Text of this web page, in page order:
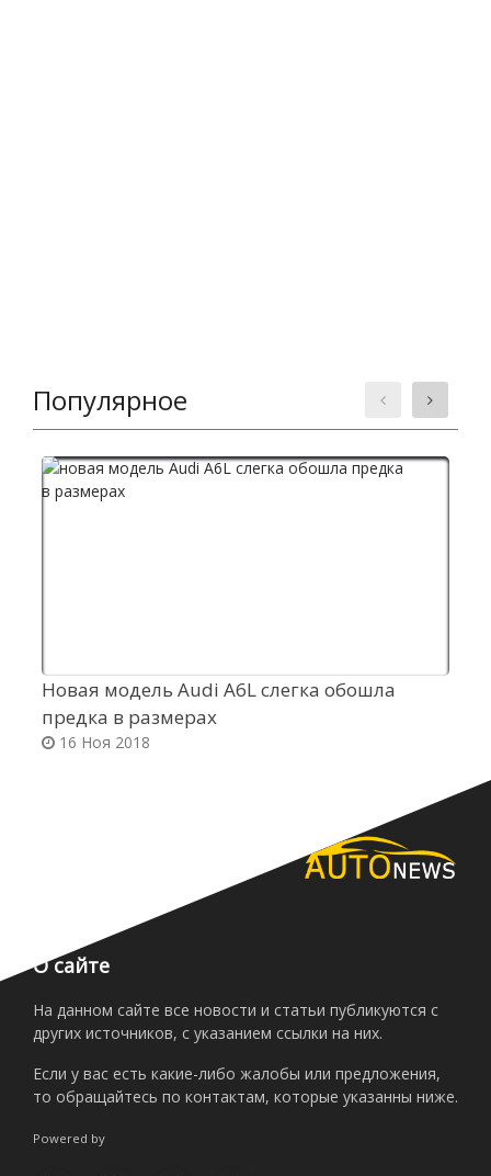
Популярное
Новая модель Audi A6L слегка обошла
предка в размерах
16 Ноя 2018
О сайте
На данном сайте все новости и статьи публикуются с
других источников, с указанием ссылки на них.
Если у вас есть какие-либо жалобы или предложения,
то обращайтесь по контактам, которые указанны ниже.
Powered by